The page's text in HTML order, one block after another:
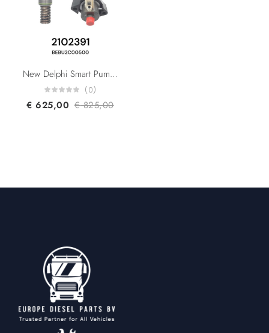
New Delphi Smart Pump F2P 42043460 BEBU2C00500 2102391 1934322 2034927 1871117 2344775 Paccar DAF Trucks MX11 MX13 Engine
(0)
€ 625,00 €825,00